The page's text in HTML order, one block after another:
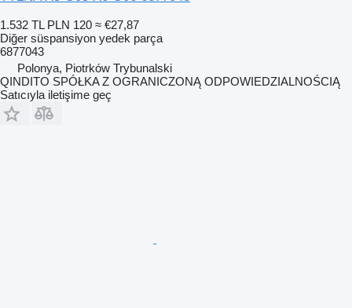
1.532 TL PLN 120 ≈ €27,87
Diğer süspansiyon yedek parça
6877043
Polonya, Piotrków Trybunalski
QINDITO SPÓŁKA Z OGRANICZONĄ ODPOWIEDZIALNOŚCIĄ
Satıcıyla iletişime geç